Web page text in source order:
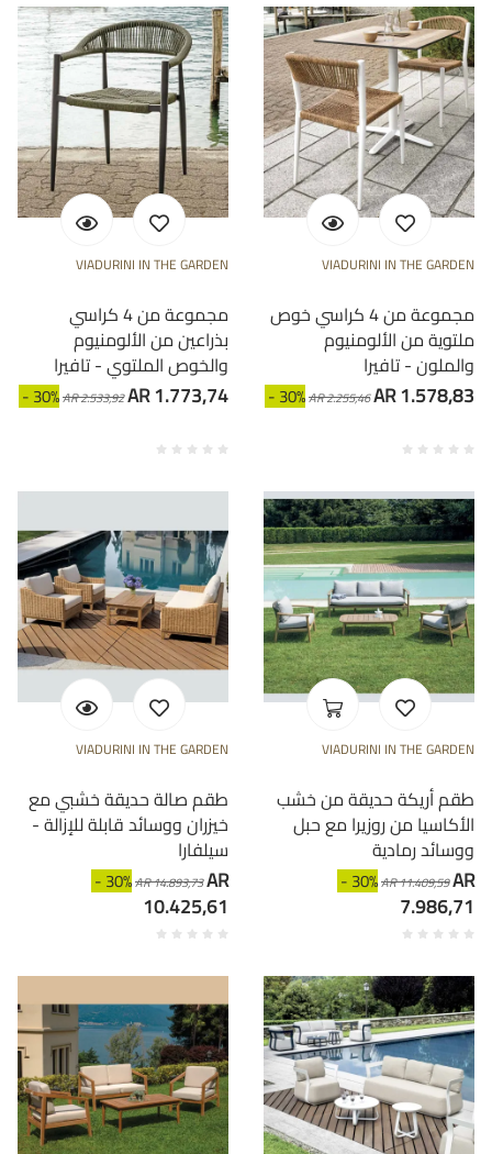
VIADURINI IN THE GARDEN
مجموعة من 4 كراسي
بذراعين من الألومنيوم
والخوص الملتوي - تافيرا
- 30%AR 2.533,92AR 1.773,74
VIADURINI IN THE GARDEN
مجموعة من 4 كراسي خوص
ملتوية من الألومنيوم
والملون - تافيرا
- 30%AR 2.255,46AR 1.578,83
VIADURINI IN THE GARDEN
طقم صالة حديقة خشبي مع
خيزران ووسائد قابلة للإزالة -
سيلفارا
- 30%AR 14.893,73AR
10.425,61
VIADURINI IN THE GARDEN
طقم أريكة حديقة من خشب
الأكاسيا من روزيرا مع حبل
ووسائد رمادية
- 30%AR 11.409,59AR
7.986,71